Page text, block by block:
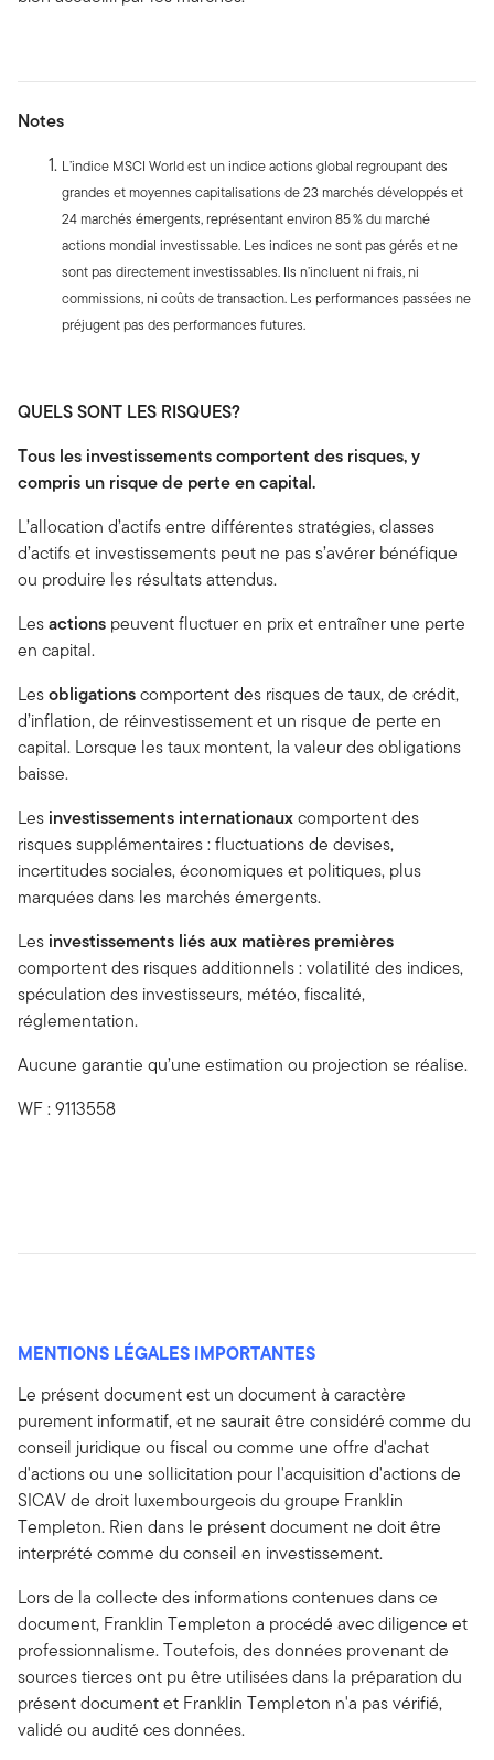
Notes
L’indice MSCI World est un indice actions global regroupant des
grandes et moyennes capitalisations de 23 marchés développés et
24 marchés émergents, représentant environ 85 % du marché
actions mondial investissable. Les indices ne sont pas gérés et ne
sont pas directement investissables. Ils n’incluent ni frais, ni
commissions, ni coûts de transaction. Les performances passées ne
préjugent pas des performances futures.
QUELS SONT LES RISQUES?
Tous les investissements comportent des risques, y
compris un risque de perte en capital.
L’allocation d’actifs entre différentes stratégies, classes
d’actifs et investissements peut ne pas s’avérer bénéfique
ou produire les résultats attendus.
Lesactions peuvent fluctuer en prix et entraîner une perte
en capital.
Lesobligationscomportent des risques de taux, de crédit,
d’inflation, de réinvestissement et un risque de perte en
capital. Lorsque les taux montent, la valeur des obligations
baisse.
Les investissements internationauxcomportent des
risques supplémentaires : fluctuations de devises,
incertitudes sociales, économiques et politiques, plus
marquées dans les marchés émergents.
Les investissements liés aux matières premières
comportent des risques additionnels : volatilité des indices,
spéculation des investisseurs, météo, fiscalité,
réglementation.
Aucune garantie qu’une estimation ou projection se réalise.
WF : 9113558
MENTIONS LÉGALES IMPORTANTES
Le présent document est un document à caractère
purement informatif, et ne saurait être considéré comme du
conseil juridique ou fiscal ou comme une offre d'achat
d'actions ou une sollicitation pour l'acquisition d'actions de
SICAV de droit luxembourgeois du groupe Franklin
Templeton. Rien dans le présent document ne doit être
interprété comme du conseil en investissement.
Lors de la collecte des informations contenues dans ce
document, Franklin Templeton a procédé avec diligence et
professionnalisme. Toutefois, des données provenant de
sources tierces ont pu être utilisées dans la préparation du
présent document et Franklin Templeton n'a pas vérifié,
validé ou audité ces données.